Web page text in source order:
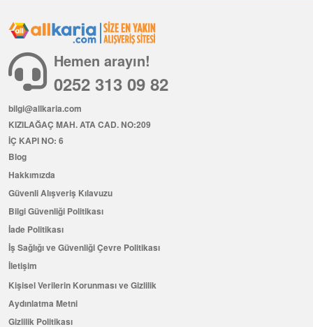
Hemen arayın!
0252 313 09 82
bilgi@allkaria.com
KIZILAĞAÇ MAH. ATA CAD. NO:209
İÇ KAPI NO: 6
Blog
Hakkımızda
Güvenli Alışveriş Kılavuzu
Bilgi Güvenliği Politikası
İade Politikası
İş Sağlığı ve Güvenliği Çevre Politikası
İletişim
Kişisel Verilerin Korunması ve Gizlilik
Aydınlatma Metni
Gizlilik Politikası